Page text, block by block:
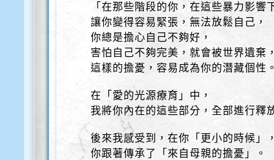
「在那些階段的你，在這些暴力影響
讓你變得容易緊張，無法放鬆自己，
你總是擔心自己不夠好，
害怕自己不夠完美，就會被世界遺棄
這樣的擔憂，容易成為你的潛藏個性
在「愛的光源療育」中，
我將你內在的這些部分，全部進行釋
後來我感受到，在你「更小的時候」
你跟著傳承了「來自母親的擔憂」。